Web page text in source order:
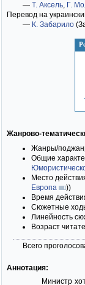
— Т. Аксель, Г.
Перевод на
— К. Забарило
Жанрово-
Жанры/
Общие
Место
Европа
))
Время
Сюжетные
Линейность
Возраст
Всего
Аннотация:
Министр